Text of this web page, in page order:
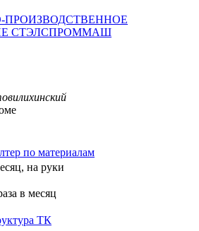
ПРОИЗВОДСТВЕННОЕ
СТЭЛСПРОММАШ
по материалам
на руки
в месяц
ТК